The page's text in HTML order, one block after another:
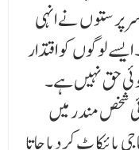
ستو ں نے انہی
لوگوں کو اقتدار
حق نہیں ہے۔
شخص مندر میں
ٹ کر دیا جاتا